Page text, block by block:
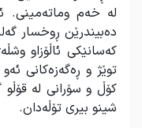
لە خەم وماتەمینی.
دەبیندرێن ڕوخسار
كەسانێكی ئاڵۆزاو
توێژ و ڕەگەزەكانی
كۆڵ و سۆرانی لە
شینو بیری تۆڵەدان.